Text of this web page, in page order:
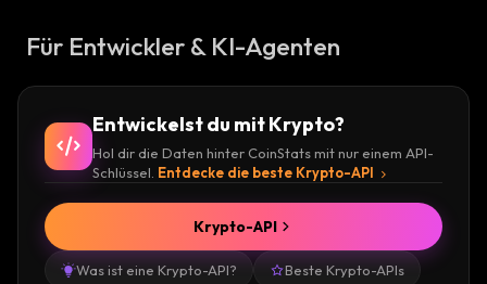
Für Entwickler & KI-Agenten
Entwickelst du mit Krypto?
Hol dir die Daten hinter CoinStats mit nur einem API-
Schlüssel. Entdecke die beste Krypto-API
Was ist eine Krypto-API? Beste Krypto-APIs
Krypto-API